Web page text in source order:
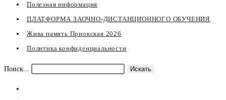
Полезная информация
ПЛАТФОРМА ЗАОЧНО-ДИСТАНЦИОННОГО ОБУЧЕНИЯ
Жива память Приокская 2026
Политика конфиденциальности
Поиск... Искать